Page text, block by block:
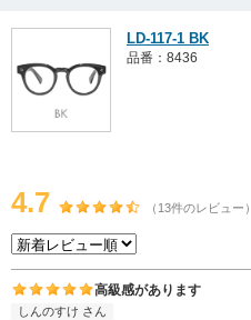
LD-117-1 BK
品番：8436
4.7 （13件のレビュー）
高級感があります
しんのすけ さん